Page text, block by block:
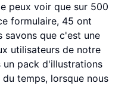
peux voir que sur 500
formulaire, 45 ont
savons que c'est une
utilisateurs de notre
un pack d'illustrations
temps, lorsque nous